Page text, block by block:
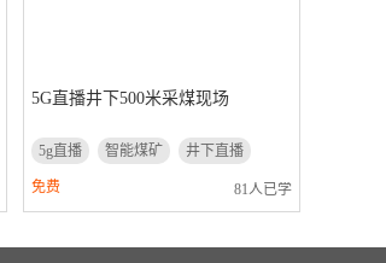
5G直播井下500米采煤现场
5g直播 智能煤矿
井下直播
采煤现场
免费 81人已学